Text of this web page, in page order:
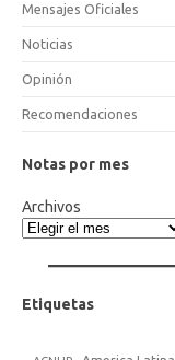
Mensajes Oficiales
Noticias
Opinión
Recomendaciones
Notas por mes
Archivos
Etiquetas